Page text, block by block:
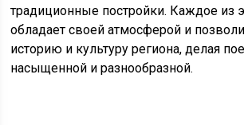
традиционные постройки. Каждое из
обладает своей атмосферой и
историю и культуру региона, делая
насыщенной и разнообразной.